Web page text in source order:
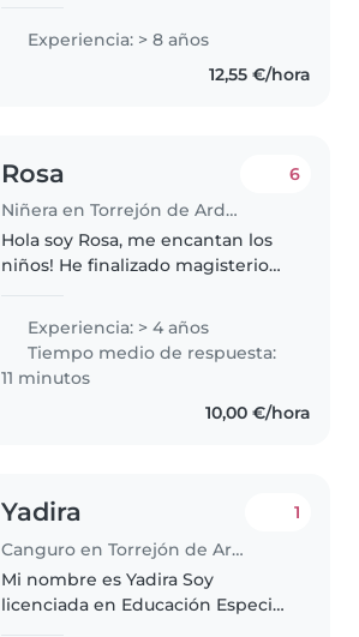
,empatica y amable y muy
risueña y alegre y muy educada y
Experiencia: > 8 años
12,55 €/hora
Rosa
Niñera en Torrejón de Ardoz
6
Hola soy Rosa, me encantan los
niños! He finalizado magisterio
mucha vocación. Por otra parte,
soy puntual, cercana, con valores,
empática, amable,sincera,..
Experiencia: > 4 años
Tiempo medio de respuesta:
11 minutos
10,00 €/hora
Yadira
Canguro en Torrejón de Ardoz
1
Mi nombre es Yadira Soy
licenciada en Educación Especial